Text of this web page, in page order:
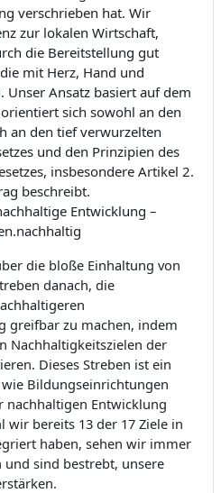
verschrieben hat. Wir
zur lokalen Wirtschaft,
die Bereitstellung gut
mit Herz, Hand und
Unser Ansatz basiert auf dem
sich sowohl an den
an den tief verwurzelten
und den Prinzipien des
insbesondere Artikel 2.
beschreibt.
die bloße Einhaltung von
danach, die
greifbar zu machen, indem
Nachhaltigkeitszielen der
Dieses Streben ist ein
Bildungseinrichtungen
Entwicklung
wir bereits 13 der 17 Ziele in
haben, sehen wir immer
und sind bestrebt, unsere